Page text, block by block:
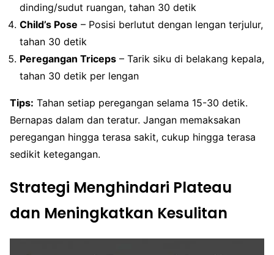
dinding/sudut ruangan, tahan 30 detik
Child’s Pose – Posisi berlutut dengan lengan terjulur,
tahan 30 detik
Peregangan Triceps – Tarik siku di belakang kepala,
tahan 30 detik per lengan
Tips: Tahan setiap peregangan selama 15-30 detik.
Bernapas dalam dan teratur. Jangan memaksakan
peregangan hingga terasa sakit, cukup hingga terasa
sedikit ketegangan.
Strategi Menghindari Plateau
dan Meningkatkan Kesulitan